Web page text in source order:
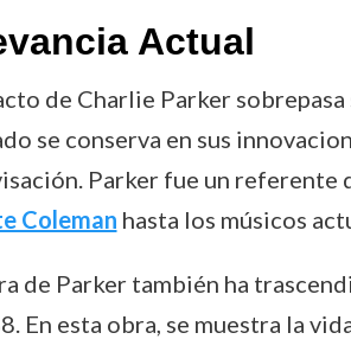
Actual
de Charlie Parker
se conserva en sus
Parker fue un referente
Coleman hasta los músicos
de Parker también ha
En esta obra, se muestra la